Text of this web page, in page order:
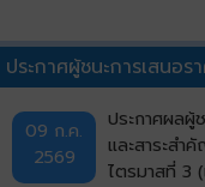
ประกาศผู้ชนะการเสนอร
09 ก.ค.
2569
ประกาศผลผู้
และสาระส
ไตรมาสที่ 3